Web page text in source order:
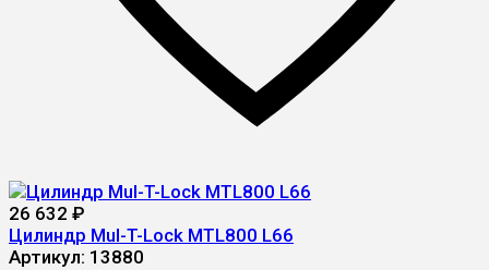
26 632 ₽
Цилиндр Mul-T-Lock MTL800 L66
Артикул: 13880